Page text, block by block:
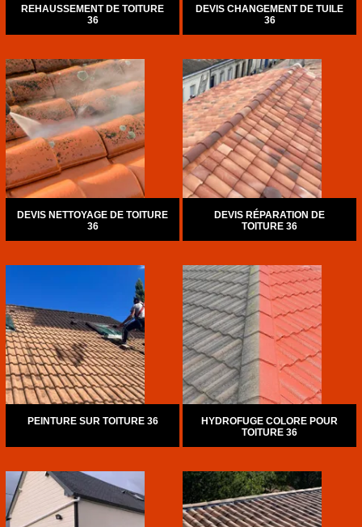
REHAUSSEMENT DE TOITURE
36
DEVIS CHANGEMENT DE TUILE
36
DEVIS NETTOYAGE DE TOITURE
36
DEVIS RÉPARATION DE
TOITURE 36
PEINTURE SUR TOITURE 36
HYDROFUGE COLORE POUR
TOITURE 36